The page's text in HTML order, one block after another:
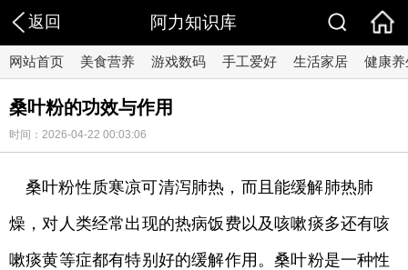
返回 阿力知识库
网站首页 美食营养 游戏数码 手工爱好 生活家居 健康养
桑叶粉的功效与作用
时间：2026-04-22 00:03:06
桑叶粉性质寒凉可清泻肺热，而且能缓解肺热肺
燥，对人类经常出现的热病饭费以及咳嗽痰多还有咳
嗽痰黄等症都有特别好的缓解作用。桑叶粉是一种性